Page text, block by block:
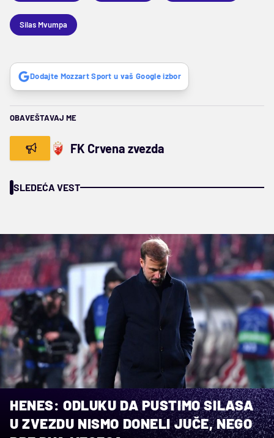
Silas Mvumpa
Dodajte Mozzart Sport u vaš Google izbor
OBAVEŠTAVAJ ME
FK Crvena zvezda
SLEDEĆA VEST
HENES: ODLUKU DA PUSTIMO SILASA
U ZVEZDU NISMO DONELI JUČE, NEGO